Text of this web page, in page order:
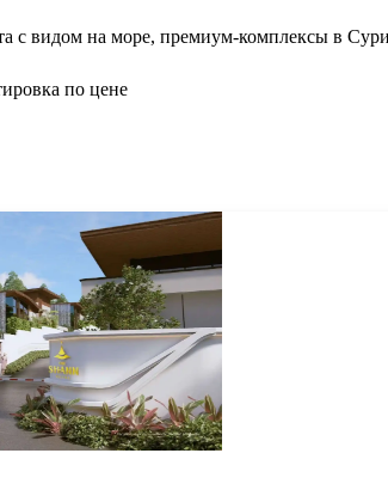
с видом на море, премиум-комплексы в
по цене